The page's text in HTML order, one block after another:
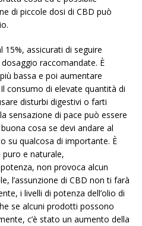
di piccole dosi di CBD può
15%, assicurati di seguire
raccomandate. È
bassa e poi aumentare
consumo di elevate quantità di
disturbi digestivi o farti
sensazione di pace può essere
cosa se devi andare al
su qualcosa di importante. È
e naturale,
non provoca alcun
l’assunzione di CBD non ti farà
i livelli di potenza dell’olio di
se alcuni prodotti possono
c’è stato un aumento della